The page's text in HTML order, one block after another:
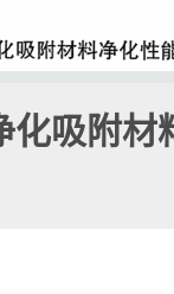
化吸附